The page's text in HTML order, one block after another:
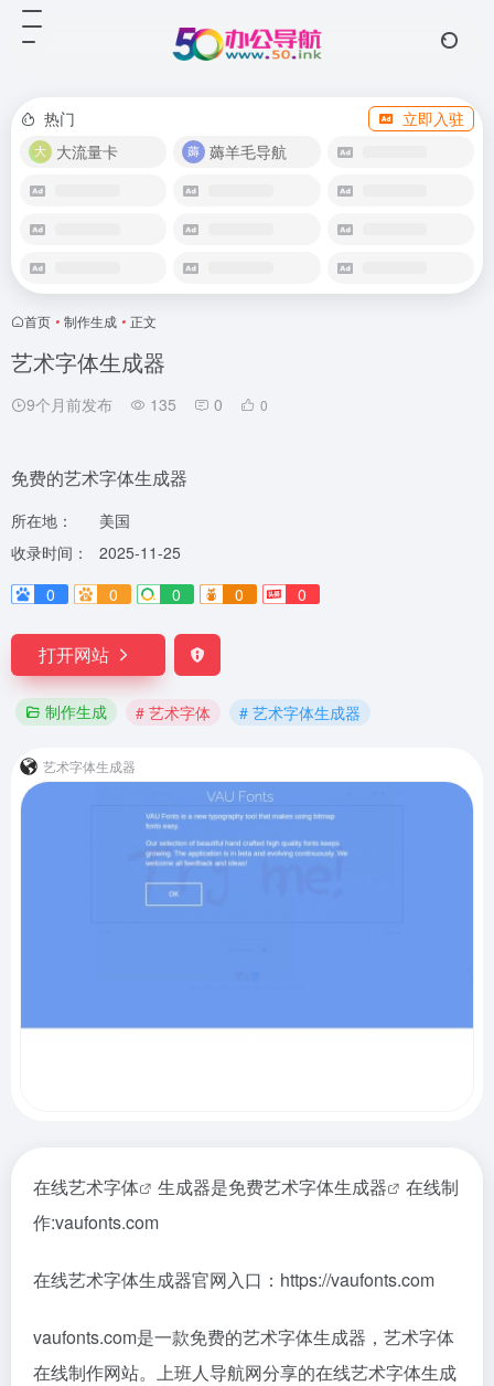
热门
立即入驻
大流量卡
薅羊毛导航
首页 • 制作生成 • 正文
艺术字体生成器
9个月前发布 135 0 0
免费的艺术字体生成器
所在地：
美国
收录时间：
2025-11-25
0
0 0 0 0
打开网站
制作生成 # 艺术字体 # 艺术字体生成器
艺术字体生成器
在线艺术字体 生成器是免费艺术字体生成器
在线制
作:vaufonts.com
在线艺术字体生成器官网入口：https://vaufonts.com
vaufonts.com是一款免费的艺术字体生成器，艺术字体
在线制作网站。上班人导航网分享的在线艺术字体生成